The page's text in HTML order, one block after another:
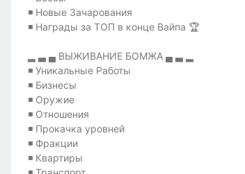
◾ Новые Зачарования
◾ Награды за ТОП в конце Вайпа 🏆
▂ ▃ ▄ ВЫЖИВАНИЕ БОМЖА ▄ ▃ ▂
◾ Уникальные Работы
◾ Бизнесы
◾ Оружие
◾ Отношения
◾ Прокачка уровней
◾ Фракции
◾ Квартиры